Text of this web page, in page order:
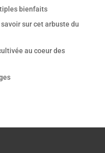
bienfaits
sur cet arbuste du
au coeur des